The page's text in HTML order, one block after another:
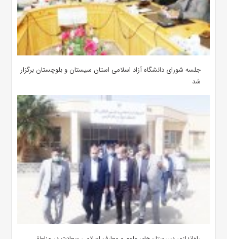
جلسه شورای دانشگاه آزاد اسلامی استان سیستان و بلوچستان برگزار
شد